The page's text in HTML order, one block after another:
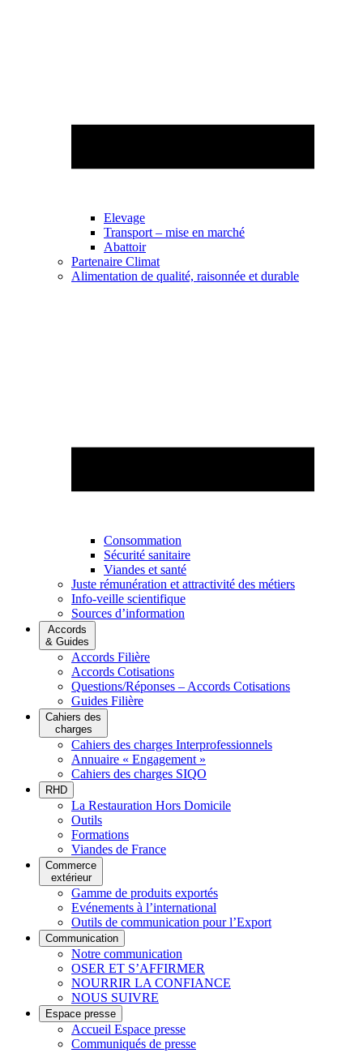
Elevage
Transport – mise en marché
Abattoir
Partenaire Climat
Alimentation de qualité, raisonnée et durable
Consommation
Sécurité sanitaire
Viandes et santé
Juste rémunération et attractivité des métiers
Info-veille scientifique
Sources d’information
Accords
& Guides
Accords Filière
Accords Cotisations
Questions/Réponses – Accords Cotisations
Guides Filière
Cahiers des
charges
Cahiers des charges Interprofessionnels
Annuaire « Engagement »
Cahiers des charges SIQO
RHD
La Restauration Hors Domicile
Outils
Formations
Viandes de France
Commerce
extérieur
Gamme de produits exportés
Evénements à l’international
Outils de communication pour l’Export
Communication
Notre communication
OSER ET S’AFFIRMER
NOURRIR LA CONFIANCE
NOUS SUIVRE
Espace presse
Accueil Espace presse
Communiqués de presse